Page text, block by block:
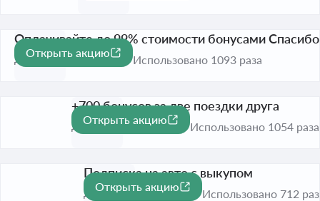
Оплачивайте до 99% стоимости бонусами Спасибо
До 31 окт. 2026
Открыть акцию
Использовано 1093 раза
+700 бонусов за две поездки друга
До 31 окт. 2026
Открыть акцию
Использовано 1054 раза
Подписка на авто с выкупом
До 31 окт. 2026
Открыть акцию
Использовано 712 раз